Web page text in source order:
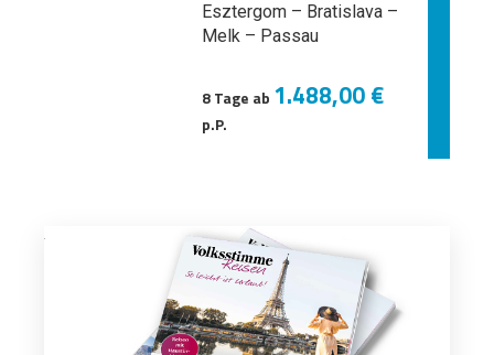
Esztergom – Bratislava –
Melk – Passau
8 Tage ab 1.488,00 €
p.P.